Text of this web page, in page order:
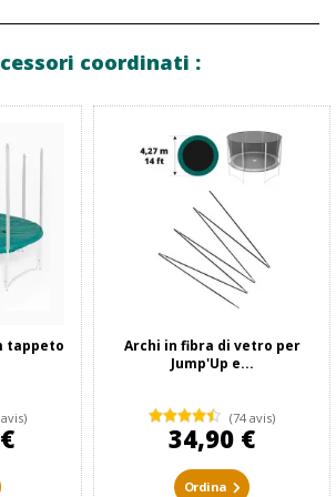
coordinati :
tappeto
Archi in fibra di vetro per
Jump'Up e...
(74 avis)
34,90 €
Ordina